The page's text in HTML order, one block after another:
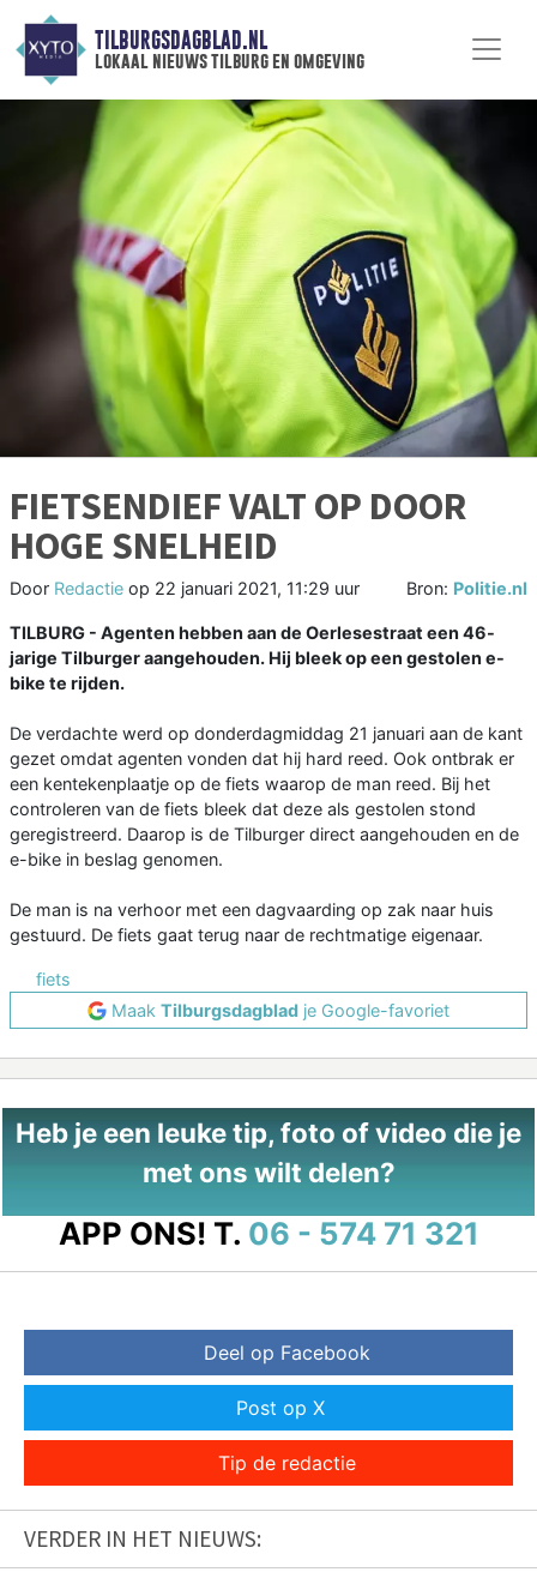
TILBURGSDAGBLAD.NL
lokaal nieuws tilburg en omgeving
FIETSENDIEF VALT OP DOOR
HOGE SNELHEID
Door Redactie op 22 januari 2021, 11:29 uur Bron: Politie.nl
TILBURG - Agenten hebben aan de Oerlesestraat een 46-
jarige Tilburger aangehouden. Hij bleek op een gestolen e-
bike te rijden.
De verdachte werd op donderdagmiddag 21 januari aan de kant
gezet omdat agenten vonden dat hij hard reed. Ook ontbrak er
een kentekenplaatje op de fiets waarop de man reed. Bij het
controleren van de fiets bleek dat deze als gestolen stond
geregistreerd. Daarop is de Tilburger direct aangehouden en de
e-bike in beslag genomen.
De man is na verhoor met een dagvaarding op zak naar huis
gestuurd. De fiets gaat terug naar de rechtmatige eigenaar.
fiets
Maak Tilburgsdagblad je Google-favoriet
Heb je een leuke tip, foto of video die je
met ons wilt delen?
APP ONS! T. 06 - 574 71 321
Deel op Facebook
Post op X
Tip de redactie
VERDER IN HET NIEUWS: